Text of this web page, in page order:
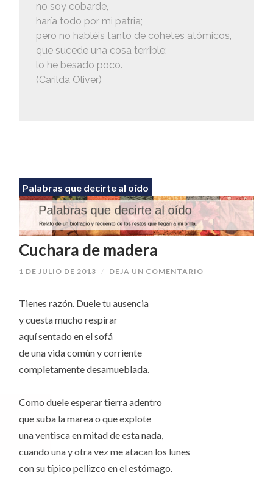
no soy cobarde,
haría todo por mi patria;
pero no habléis tanto de cohetes atómicos,
que sucede una cosa terrible:
lo he besado poco.
(Carilda Oliver)
Palabras que decirte al oído
Cuchara de madera
1 DE JULIO DE 2013 / DEJA UN COMENTARIO
Tienes razón. Duele tu ausencia
y cuesta mucho respirar
aquí sentado en el sofá
de una vida común y corriente
completamente desamueblada.
Como duele esperar tierra adentro
que suba la marea o que explote
una ventisca en mitad de esta nada,
cuando una y otra vez me atacan los lunes
con su típico pellizco en el estómago.